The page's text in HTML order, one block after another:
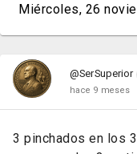
Miércoles, 26
@SerSuperior
hace 9 meses
3 pinchados en los